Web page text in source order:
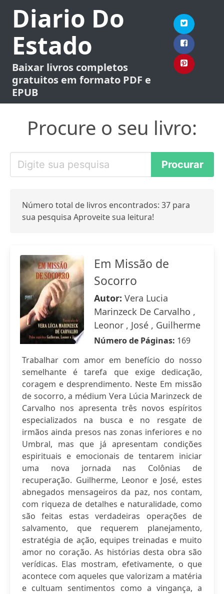
Diario Do
Estado
Baixar livros completos
gratuitos em formato PDF e
EPUB
Procure o seu livro:
Número total de livros encontrados: 37 para
sua pesquisa Aproveite sua leitura!
Em Missão de
Socorro
Autor: Vera Lucia
Marinzeck De Carvalho ,
Leonor , José , Guilherme
Número de Páginas: 169
Trabalhar com amor em benefício do nosso
semelhante é tarefa que exige dedicação,
coragem e desprendimento. Neste Em missão
de socorro, a médium Vera Lúcia Marinzeck de
Carvalho nos apresenta três novos espíritos
especializados na busca e no resgate de
irmãos ainda presos nas zonas inferiores e no
Umbral, mas que já apresentam condições
espirituais e emocionais de tentarem iniciar
uma nova jornada nas Colônias de
recuperação. Guilherme, Leonor e José, estes
abnegados mensageiros da paz, nos contam,
com riqueza de detalhes e naturalidade, como
são feitas estas verdadeiras operações de
salvamento, que requerem planejamento,
estratégia de ação, equipes treinadas e muito
amor no coração. As histórias desta obra são
verídicas. Elas mostram, efetivamente, o que
acontece com aqueles que valorizam a matéria
e cultuam sentimentos como a vingança, a